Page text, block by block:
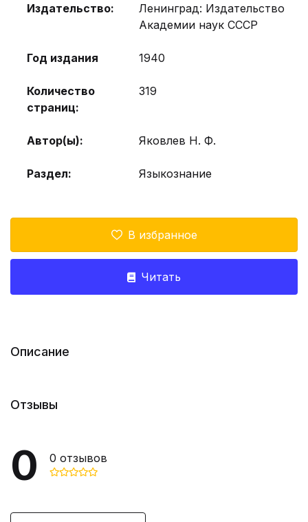
Издательство:
Ленинград: Издательство
Академии наук СССР
Год издания 1940
Количество
страниц:
319
Автор(ы): Яковлев Н. Ф.
Раздел: Языкознание
В избранное
Читать
Описание
Отзывы
0 0 отзывов